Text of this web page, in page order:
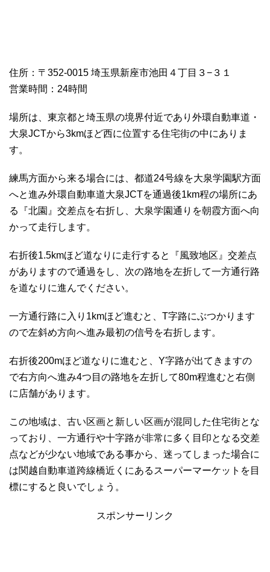
住所：〒352-0015 埼玉県新座市池田４丁目３−３１
営業時間：24時間
場所は、東京都と埼玉県の境界付近であり外環自動車道・
大泉JCTから3kmほど西に位置する住宅街の中にありま
す。
練馬方面から来る場合には、都道24号線を大泉学園駅方面
へと進み外環自動車道大泉JCTを通過後1km程の場所にあ
る『北園』交差点を右折し、大泉学園通りを朝霞方面へ向
かって走行します。
右折後1.5kmほど道なりに走行すると『風致地区』交差点
がありますので通過をし、次の路地を左折して一方通行路
を道なりに進んでください。
一方通行路に入り1kmほど進むと、T字路にぶつかります
ので左斜め方向へ進み最初の信号を右折します。
右折後200mほど道なりに進むと、Y字路が出てきますの
で右方向へ進み4つ目の路地を左折して80m程進むと右側
に店舗があります。
この地域は、古い区画と新しい区画が混同した住宅街とな
っており、一方通行や十字路が非常に多く目印となる交差
点などが少ない地域である事から、迷ってしまった場合に
は関越自動車道跨線橋近くにあるスーパーマーケットを目
標にすると良いでしょう。
スポンサーリンク